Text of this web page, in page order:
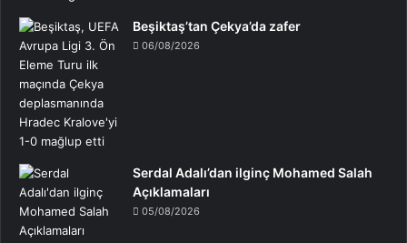
Beşiktaş’tan Çekya’da zafer
06/08/2026
Serdal Adalı’dan ilginç Mohamed Salah
Açıklamaları
05/08/2026